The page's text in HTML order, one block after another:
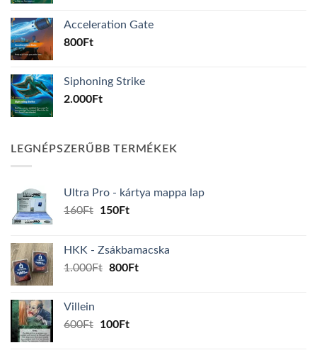
Acceleration Gate
800Ft
Siphoning Strike
2.000Ft
LEGNÉPSZERŰBB TERMÉKEK
Ultra Pro - kártya mappa lap
160Ft
Original
160Ft.
150FtCurrent
150Ft.
HKK - Zsákbamacska
1.000Ft Original
800FtCurrent
Villein
600Ft
Original
100FtCurrent